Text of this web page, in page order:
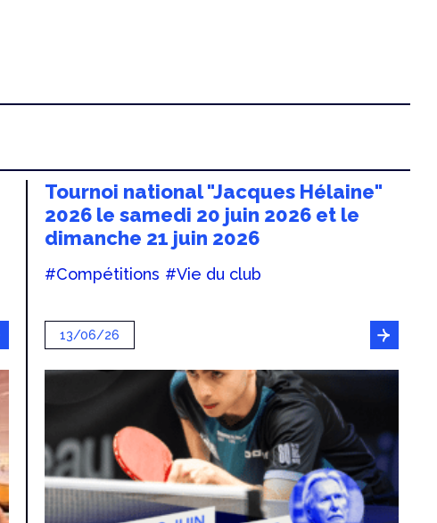
Tournoi national "Jacques Hélaine"
2026 le samedi 20 juin 2026 et le
dimanche 21 juin 2026
#Compétitions #Vie du club
13/06/26